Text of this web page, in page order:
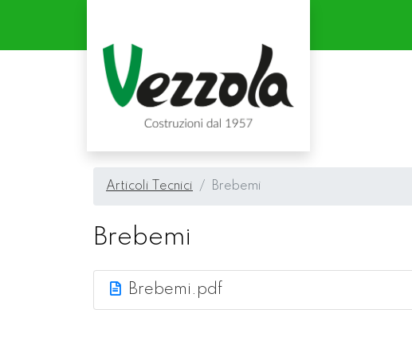
Articoli Tecnici Brebemi
Brebemi
Brebemi.pdf